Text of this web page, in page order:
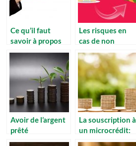
Ce qu’il faut
savoir à propos
des prêts
Les risques en
cas de non
remboursement
d’un crédit à la
consommation
Avoir de l’argent
prêté
rapidement, c’est
La souscription à
un microcrédit:
quelle